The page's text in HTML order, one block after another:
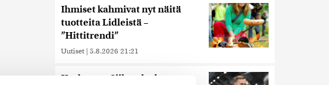
Ihmiset kahmivat nyt näitä
tuotteita Lidleistä –
”Hittitrendi”
Uutiset | 5.8.2026 21:21
Keskustan Siika-aho kertoo,